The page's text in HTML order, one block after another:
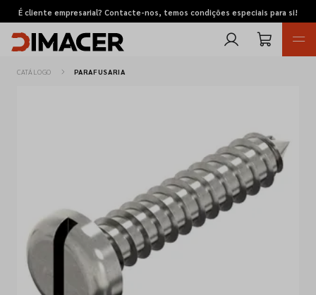
É cliente empresarial? Contacte-nos, temos condições especiais para si!
Pedidos de cotação
Marcas
CATÁLOGO PARAFUSARIA